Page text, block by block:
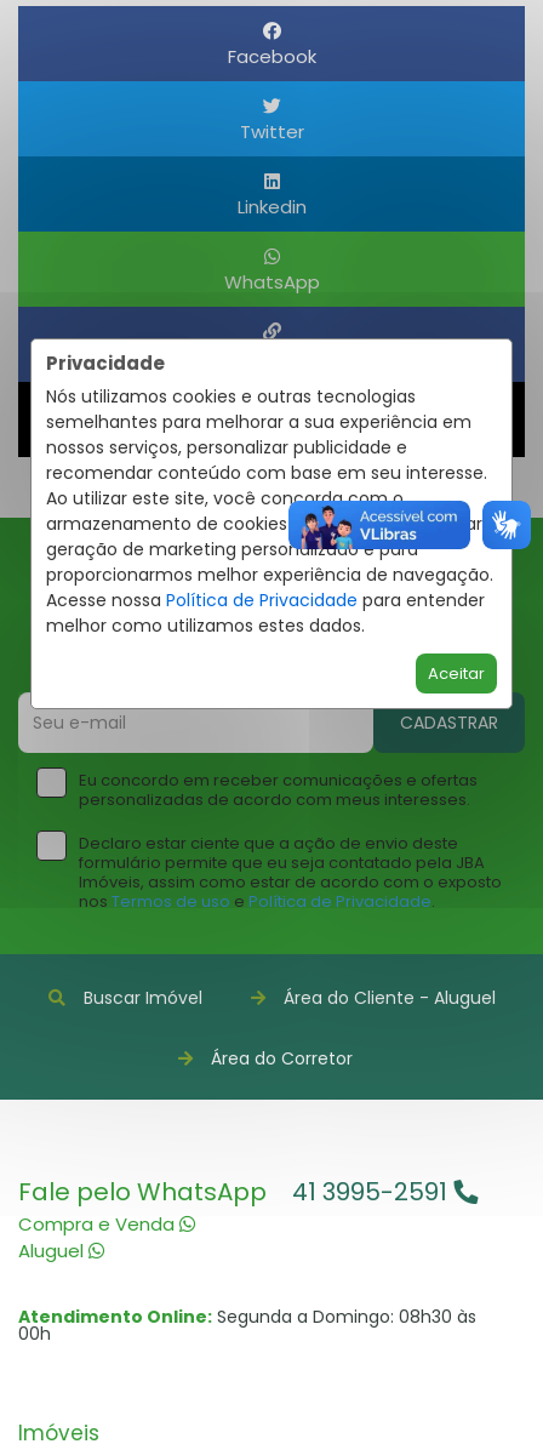
Privacidade
Nós utilizamos cookies e outras tecnologias
semelhantes para melhorar a sua experiência em
nossos serviços, personalizar publicidade e
recomendar conteúdo com base em seu interesse.
Ao utilizar este site, você concorda com o
armazenamento de cookies em seu dispositivo para
geração de marketing personalizado e para
proporcionarmos melhor experiência de navegação.
Acesse nossa Política de Privacidade para entender
melhor como utilizamos estes dados.
Aceitar
Facebook
Twitter
Linkedin
WhatsApp
Compartilhar
Ofertas JBA
CADASTRAR
Eu concordo em receber comunicações e ofertas
personalizadas de acordo com meus interesses.
Declaro estar ciente que a ação de envio deste
formulário permite que eu seja contatado pela JBA
Imóveis, assim como estar de acordo com o exposto
nos Termos de uso e Política de Privacidade.
Buscar Imóvel Área do Cliente - Aluguel
Área do Corretor
Fale pelo WhatsApp
Compra e Venda
Aluguel
41 3995-2591
Atendimento Online: Segunda a Domingo: 08h30 às
00h
Imóveis